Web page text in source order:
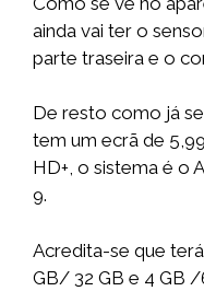
ainda vai ter o
parte traseira e o
De resto como já
tem um ecrã de
HD+, o sistema é o
9.
Acredita-se que
GB/ 32 GB e 4 GB /